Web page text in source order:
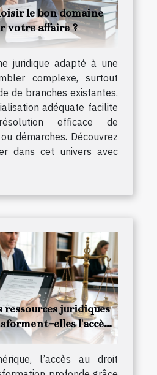
le bon domaine
votre affaire ?
juridique adapté à une
complexe, surtout
de branches existantes.
adéquate facilite
efficace de
démarches. Découvrez
dans cet univers avec
ressources juridiques
elles l'accès
l’accès au droit